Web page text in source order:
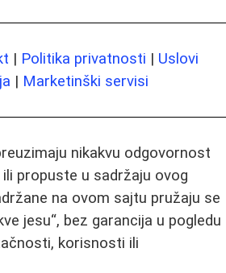
| Politika privatnosti | Uslovi
| Marketinški servisi
nikakvu odgovornost
propuste u sadržaju ovog
na ovom sajtu pružaju se
jesu“, bez garancija u pogledu
korisnosti ili